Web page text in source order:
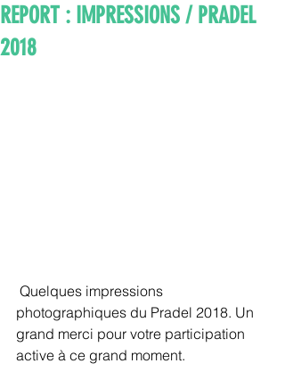
REPORT : IMPRESSIONS / PRADEL
2018
photographiques du Pradel 2018. Un
grand merci pour votre participation
active à ce grand moment.